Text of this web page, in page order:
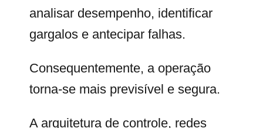
analisar desempenho, identificar
gargalos e antecipar falhas.
Consequentemente, a operação
torna-se mais previsível e segura.
A arquitetura de controle, redes